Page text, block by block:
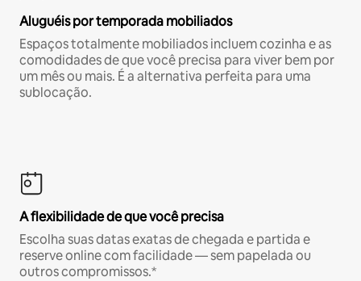
Aluguéis por temporada mobiliados
Espaços totalmente mobiliados incluem cozinha e as
comodidades de que você precisa para viver bem por
um mês ou mais. É a alternativa perfeita para uma
sublocação.
A flexibilidade de que você precisa
Escolha suas datas exatas de chegada e partida e
reserve online com facilidade — sem papelada ou
outros compromissos.*